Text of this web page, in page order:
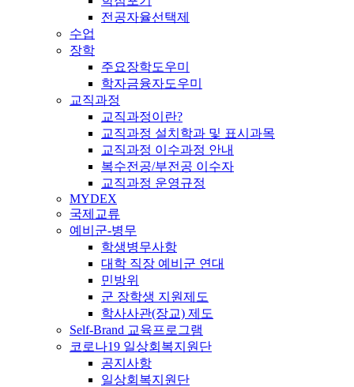
전공자율선택제
수업
장학
주요장학도우미
학자금융자도우미
교직과정
교직과정이란?
교직과정 설치학과 및 표시과목
교직과정 이수과정 안내
복수전공/부전공 이수자
교직과정 운영규정
MYDEX
국제교류
예비군-병무
학생병무사항
대학 직장 예비군 연대
민방위
군 장학생 지원제도
학사사관(장교) 제도
Self-Brand 교육프로그램
코로나19 일상회복지원단
공지사항
일상회복지원단